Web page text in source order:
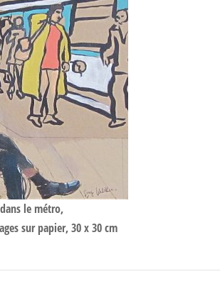
le métro,
sur papier, 30 x 30 cm